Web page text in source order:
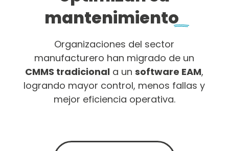
mantenimiento
Organizaciones del sector
manufacturero han migrado de un
CMMS tradicional a unsoftware EAM,
logrando mayor control, menos fallas y
mejor eficiencia operativa.